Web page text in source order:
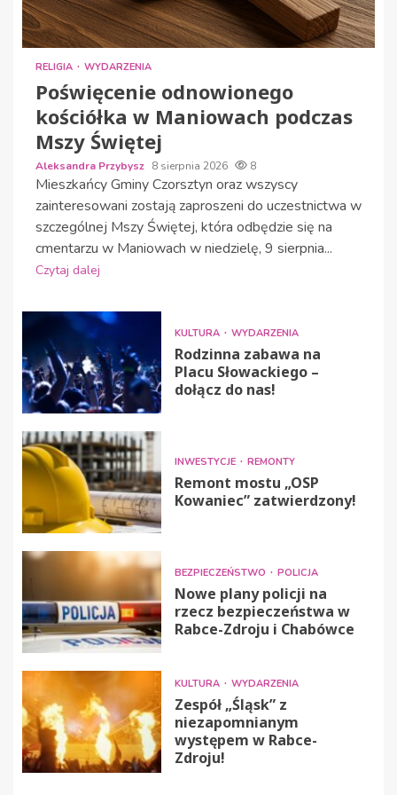
RELIGIA WYDARZENIA
Poświęcenie odnowionego
kościółka w Maniowach podczas
Mszy Świętej
Aleksandra Przybysz 8 sierpnia 2026 8
Mieszkańcy Gminy Czorsztyn oraz wszyscy
zainteresowani zostają zaproszeni do uczestnictwa w
szczególnej Mszy Świętej, która odbędzie się na
cmentarzu w Maniowach w niedzielę, 9 sierpnia...
Czytaj dalej
KULTURA WYDARZENIA
Rodzinna zabawa na
Placu Słowackiego –
dołącz do nas!
INWESTYCJE REMONTY
Remont mostu „OSP
Kowaniec” zatwierdzony!
BEZPIECZEŃSTWO POLICJA
Nowe plany policji na
rzecz bezpieczeństwa w
Rabce-Zdroju i Chabówce
KULTURA WYDARZENIA
Zespół „Śląsk” z
niezapomnianym
występem w Rabce-
Zdroju!